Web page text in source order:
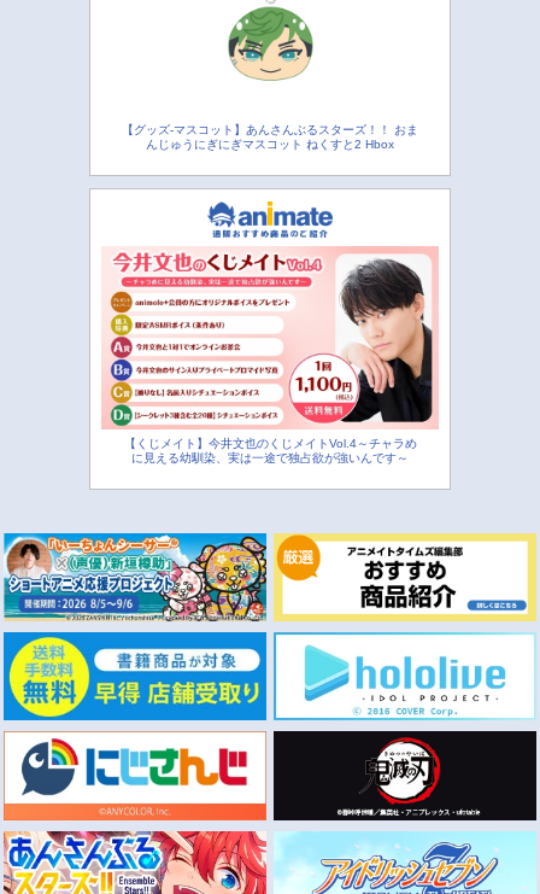
【グッズ-マスコット】あんさんぶるスターズ！！ おま
んじゅうにぎにぎマスコット ねくすと2 Hbox
【くじメイト】今井文也のくじメイトVol.4～チャラめ
に見える幼馴染、実は一途で独占欲が強いんです～